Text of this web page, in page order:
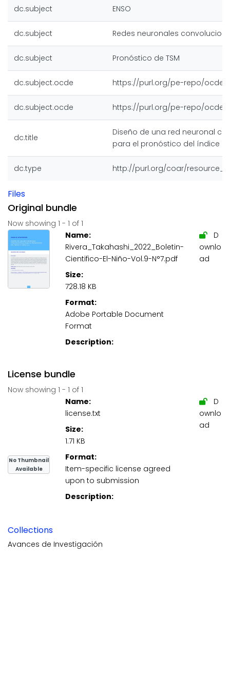
dc.subject ENSO
dc.subject Redes neuronales
dc.subject Pronóstico de TSM
dc.subject.ocde https://purl.org/pe-repo/ocde/
dc.subject.ocde https://purl.org/pe-repo/ocde/
dc.title
Diseño de una red neuronal
para el pronóstico del índice El
dc.type http://purl.org/coar/
Files
Original bundle
Now showing 1 - 1 of 1
Name:
Rivera_Takahashi_2022_Boletin-
Cientifico-El-Niño-Vol.9-N°7.pdf
Size:
728.18 KB
Format:
Adobe Portable Document
Format
Description:
D
ownlo
ad
License bundle
Now showing 1 - 1 of 1
No Thumbnail
Available
Name:
license.txt
Size:
1.71 KB
Format:
Item-specific license agreed
upon to submission
Description:
D
ownlo
ad
Collections
Avances de Investigación